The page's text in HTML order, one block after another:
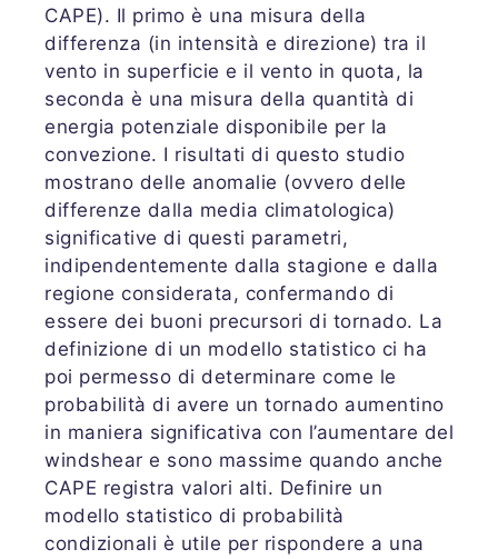
CAPE). Il primo è una misura della
differenza (in intensità e direzione) tra il
vento in superficie e il vento in quota, la
seconda è una misura della quantità di
energia potenziale disponibile per la
convezione. I risultati di questo studio
mostrano delle anomalie (ovvero delle
differenze dalla media climatologica)
significative di questi parametri,
indipendentemente dalla stagione e dalla
regione considerata, confermando di
essere dei buoni precursori di tornado. La
definizione di un modello statistico ci ha
poi permesso di determinare come le
probabilità di avere un tornado aumentino
in maniera significativa con l’aumentare del
windshear e sono massime quando anche
CAPE registra valori alti. Definire un
modello statistico di probabilità
condizionali è utile per rispondere a una